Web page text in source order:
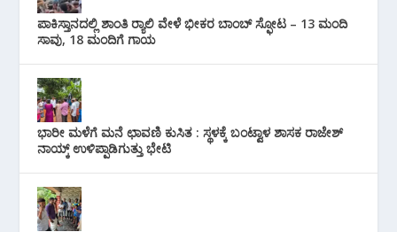
ಪಾಕಿಸ್ತಾನದಲ್ಲಿ ಶಾಂತಿ ರ‍್ಯಾಲಿ ವೇಳೆ ಭೀಕರ ಬಾಂಬ್ ಸ್ಫೋಟ – 13 ಮಂದಿ
ಸಾವು, 18 ಮಂದಿಗೆ ಗಾಯ
ಭಾರೀ ಮಳೆಗೆ ಮನೆ ಛಾವಣಿ ಕುಸಿತ : ಸ್ಥಳಕ್ಕೆ ಬಂಟ್ವಾಳ ಶಾಸಕ ರಾಜೇಶ್
ನಾಯ್ಕ್ ಉಳಿಪ್ಪಾಡಿಗುತ್ತು ಭೇಟಿ